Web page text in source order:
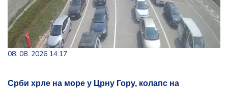
08. 08. 2026 14:17
Срби хрле на море у Црну Гору, колапс на